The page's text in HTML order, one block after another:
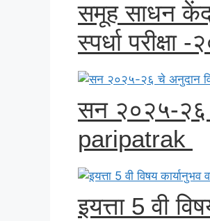
समूह साधन
स्पर्धा परीक्षा
सन २०२५-२६
paripatrak
इयत्ता 5 वी